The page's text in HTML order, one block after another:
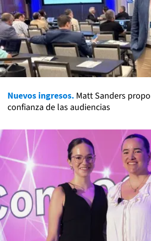
Nuevos ingresos. Matt Sanders
confianza de las audiencias